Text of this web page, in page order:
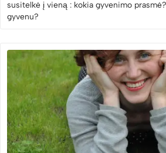
susitelkė į vieną : kokia gyvenimo
gyvenu?